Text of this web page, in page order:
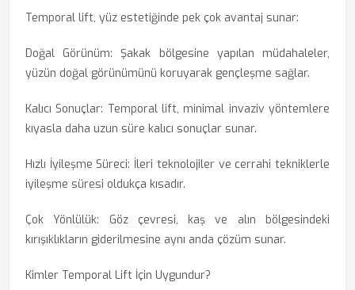
Temporal lift, yüz estetiğinde pek çok avantaj sunar:
Doğal Görünüm: Şakak bölgesine yapılan müdahaleler,
yüzün doğal görünümünü koruyarak gençleşme sağlar.
Kalıcı Sonuçlar: Temporal lift, minimal invaziv yöntemlere
kıyasla daha uzun süre kalıcı sonuçlar sunar.
Hızlı İyileşme Süreci: İleri teknolojiler ve cerrahi tekniklerle
iyileşme süresi oldukça kısadır.
Çok Yönlülük: Göz çevresi, kaş ve alın bölgesindeki
kırışıklıkların giderilmesine aynı anda çözüm sunar.
Kimler Temporal Lift İçin Uygundur?